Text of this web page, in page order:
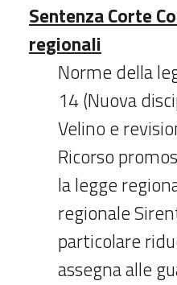
Sentenza Corte
regionali
Norme della
14 (Nuova
Velino e
Ricorso
la legge
regionale
particolare
assegna alle